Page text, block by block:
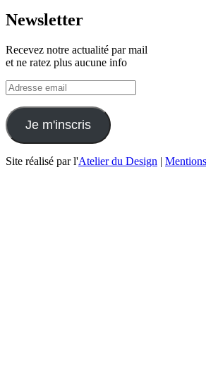
Newsletter
Recevez notre actualité par mail
et ne ratez plus aucune info
Site réalisé par l'Atelier du Design |